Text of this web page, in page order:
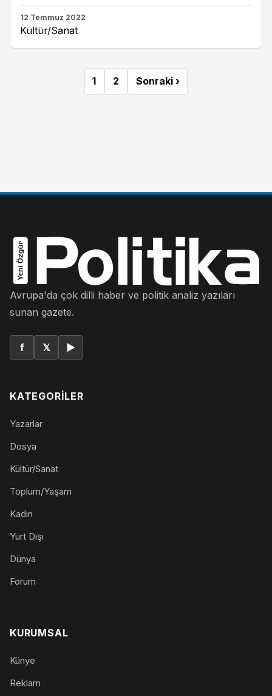
12 Temmuz 2022
Kültür/Sanat
1 2 Sonraki ›
Avrupa'da çok dilli haber ve politik analiz yazıları
sunan gazete.
f 𝕏 ▶
KATEGORILER
Yazarlar
Dosya
Kültür/Sanat
Toplum/Yaşam
Kadın
Yurt Dışı
Dünya
Forum
KURUMSAL
Künye
Reklam